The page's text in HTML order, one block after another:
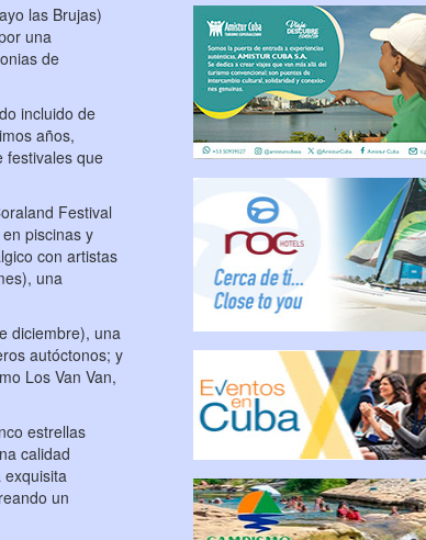
las Brujas)
una
de
incluido de
años,
festivales que
Festival
piscinas y
con artistas
una
diciembre), una
autóctonos; y
Los Van Van,
estrellas
calidad
exquisita
un